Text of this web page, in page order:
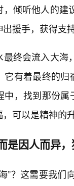
，倾听他人的
援手，获得支
最终会流入大
有着最终的
，找到那份
可以是精神的
是因人而异
”？这需要我